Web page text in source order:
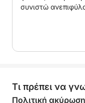
πληρώσετε
ρεζερβουάρ,
κατανάλωση
αυτό το Quicksilver
σκάφος για μια
συνιστώ
Τι πρέπει να
Πολιτική